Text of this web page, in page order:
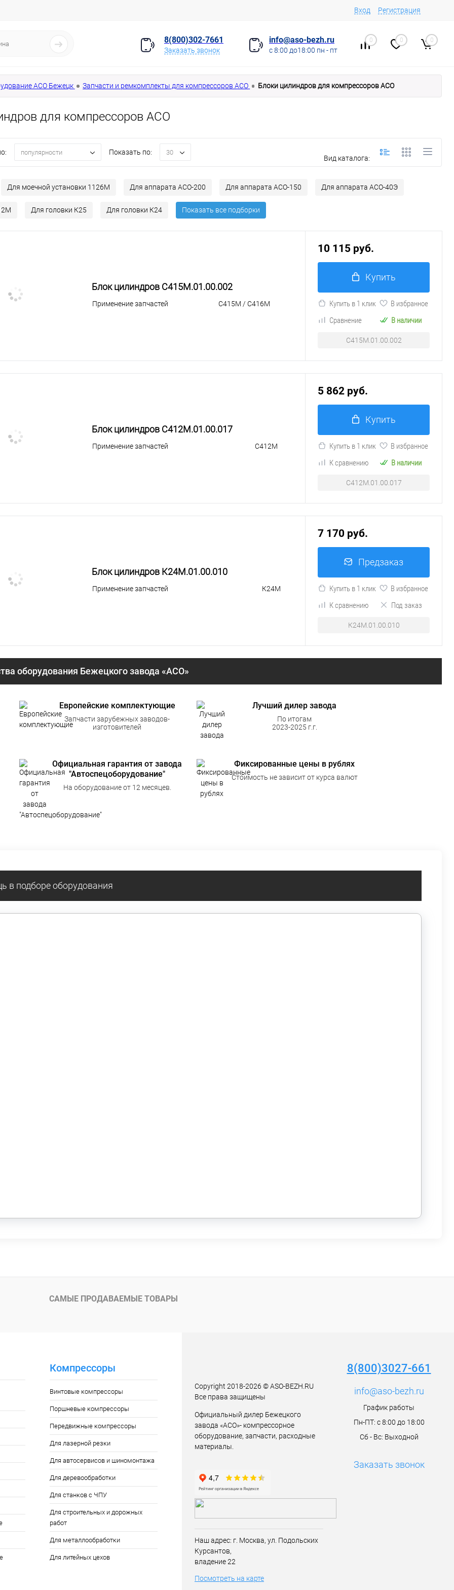
Вход Регистрация
8(800)302-7661
Заказать звонок
info@aso-bezh.ru
с 8:00 до18:00 пн - пт
0 0 0
АСО Бежецк Запчасти и ремкомплекты для компрессоров АСО Блоки цилиндров для компрессоров АСО
для компрессоров АСО
популярности Показать по: 30
Вид каталога:
Для моечной установки 1126М Для аппарата АСО-200 Для аппарата АСО-150 Для аппарата АСО-40Э
Для головки К25 Для головки К24 Показать все подборки
Блок цилиндров С415М.01.00.002
Применение запчастей С415М / С416М
10 115 руб.
Купить
Купить в 1 клик
В избранное
Сравнение
В наличии
С415М.01.00.002
Блок цилиндров С412М.01.00.017
Применение запчастей С412М
5 862 руб.
Купить
Купить в 1 клик
В избранное
К сравнению
В наличии
С412М.01.00.017
Блок цилиндров К24М.01.00.010
Применение запчастей К24М
7 170 руб.
Предзаказ
Купить в 1 клик
В избранное
К сравнению
Под заказ
К24М.01.00.010
оборудования Бежецкого завода «АСО»
Европейские комплектующие
Запчасти зарубежных заводов-
изготовителей
Лучший дилер завода
По итогам
2023-2025 г.г.
Официальная гарантия от завода
"Автоспецоборудование"
На оборудование от 12 месяцев.
Фиксированные цены в рублях
Стоимость не зависит от курса валют
в подборе оборудования
САМЫЕ ПРОДАВАЕМЫЕ ТОВАРЫ
Компрессоры
Винтовые компрессоры
Поршневые компрессоры
Передвижные компрессоры
Для лазерной резки
Для автосервисов и шиномонтажа
Для деревообработки
Для станков с ЧПУ
Для строительных и дорожных
работ
Для металлообработки
Для литейных цехов
Copyright 2018-2026 © ASO-BEZH.RU
Все права защищены
Официальный дилер Бежецкого
завода «АСО»- компрессорное
оборудование, запчасти, расходные
материалы.
Наш адрес: г. Москва, ул. Подольских
Курсантов,
владение 22
Посмотреть на карте
8(800)3027-661
info@aso-bezh.ru
График работы
Пн-ПТ: с 8:00 до 18:00
Сб - Вс: Выходной
Заказать звонок